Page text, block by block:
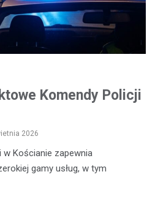
Komendy Policji
2026
Kościanie zapewnia
gamy usług, w tym